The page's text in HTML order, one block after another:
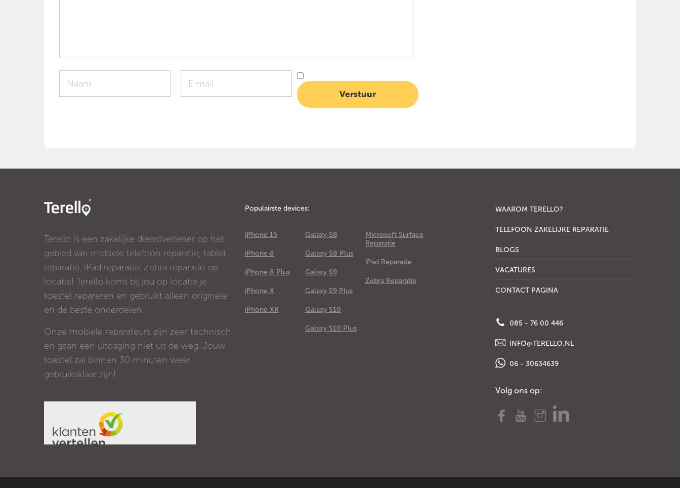
Terello is een zakelijke dienstverlener op het
gebied van mobiele telefoon reparatie, tablet
reparatie, iPad reparatie, Zebra reparatie op
locatie! Terello komt bij jou op locatie je
toestel repareren en gebruikt alleen originele
en de beste onderdelen!
Onze mobiele reparateurs zijn zeer technisch
en gaan een uitdaging niet uit de weg. Jouw
toestel zal binnen 30 minuten weer
gebruiksklaar zijn!
Populairste devices:
iPhone 15
iPhone 8
iPhone 8 Plus
iPhone X
iPhone XR
Galaxy S8
Galaxy S8 Plus
Galaxy S9
Galaxy S9 Plus
Galaxy S10
Galaxy S10 Plus
Microsoft Surface
Reparatie
iPad Reparatie
Zebra Reparatie
WAAROM TERELLO?
TELEFOON ZAKELIJKE REPARATIE
BLOGS
VACATURES
CONTACT PAGINA
085 - 76 00 446
INFO@TERELLO.NL
06 - 30634639
Volg ons op: